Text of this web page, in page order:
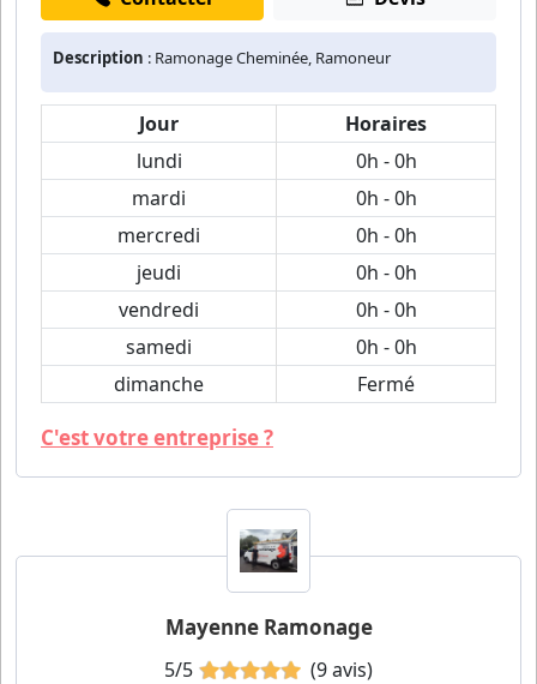
Description : Ramonage Cheminée, Ramoneur
Jour
Horaires
lundi
0h - 0h
mardi
0h - 0h
mercredi
0h - 0h
jeudi
0h - 0h
vendredi
0h - 0h
samedi
0h - 0h
dimanche
Fermé
C'est votre entreprise ?
Mayenne Ramonage
5/5 (9 avis)